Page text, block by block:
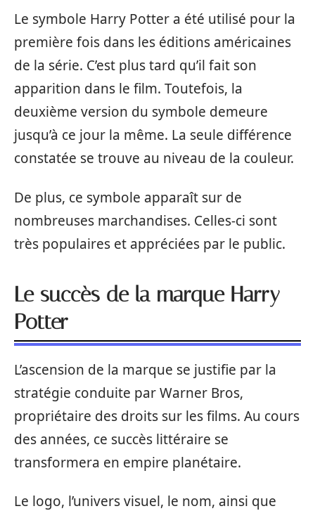
Le symbole Harry Potter a été utilisé pour la
première fois dans les éditions américaines
de la série. C’est plus tard qu’il fait son
apparition dans le film. Toutefois, la
deuxième version du symbole demeure
jusqu’à ce jour la même. La seule différence
constatée se trouve au niveau de la couleur.
De plus, ce symbole apparaît sur de
nombreuses marchandises. Celles-ci sont
très populaires et appréciées par le public.
Le succès de la marque Harry
Potter
L’ascension de la marque se justifie par la
stratégie conduite par Warner Bros,
propriétaire des droits sur les films. Au cours
des années, ce succès littéraire se
transformera en empire planétaire.
Le logo, l’univers visuel, le nom, ainsi que